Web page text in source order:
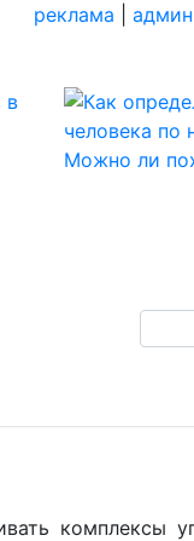
реклама
Можно ли
комплексы